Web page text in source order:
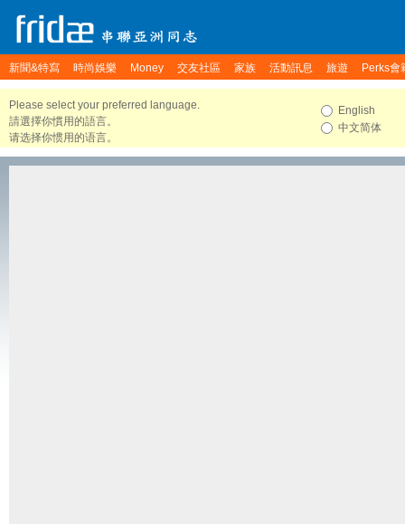
新聞&特寫 時尚娛樂 Money 交友社區 家族 活動訊息 旅遊 Perks會
Please select your preferred language.
請選擇你慣用的語言。
请选择你惯用的语言。
English
中文简体